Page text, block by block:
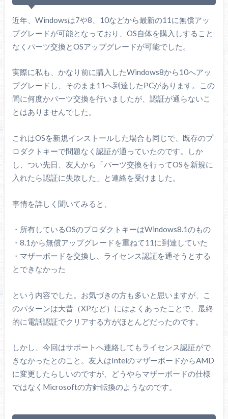
近年、Windowsは7や8、10などから最新の11に無償アッ
プグレードが可能となっており、OS自体を購入しすること
なくパーツ交換とOSアップグレードが可能でした。
実際に私も、かなり前に購入したWindows8から10へアッ
プグレードし、そのまま11へ到達したPCがあります。この
間に何度かパーツ交換を行いましたが、認証が通らないこ
とはありませんでした。
これはOSを新規インストールした場合も同じで、既存のプ
ロダクトキーで問題なく認証が通っていたのです。しか
し、つい先日、友人から「パーツ交換を行ってOSを新規に
入れたら認証に失敗した」と連絡を受けました。
事情を詳しく聞いてみると、
・所有しているOSのプロダクトキーはWindows8.1のもの
・8.1から無償アップグレードを重ねて11に到達していた
・マザーボードを交換し、ライセンス認証を通そうとする
とできなかった
という内容でした。お気づきの方も多いと思いますが、こ
のパターンは大昔（XPなど）にはよくあったことで、最終
的に電話認証でクリアする方がほとんどだったのです。
しかし、今回はサポートへ連絡してもライセンス認証がで
きなかったとのこと。友人はIntelのマザーボードからAMD
に変更したらしいのですが、どうやらマザーボードの仕様
ではなくMicrosoftの方針転換のようなのです。